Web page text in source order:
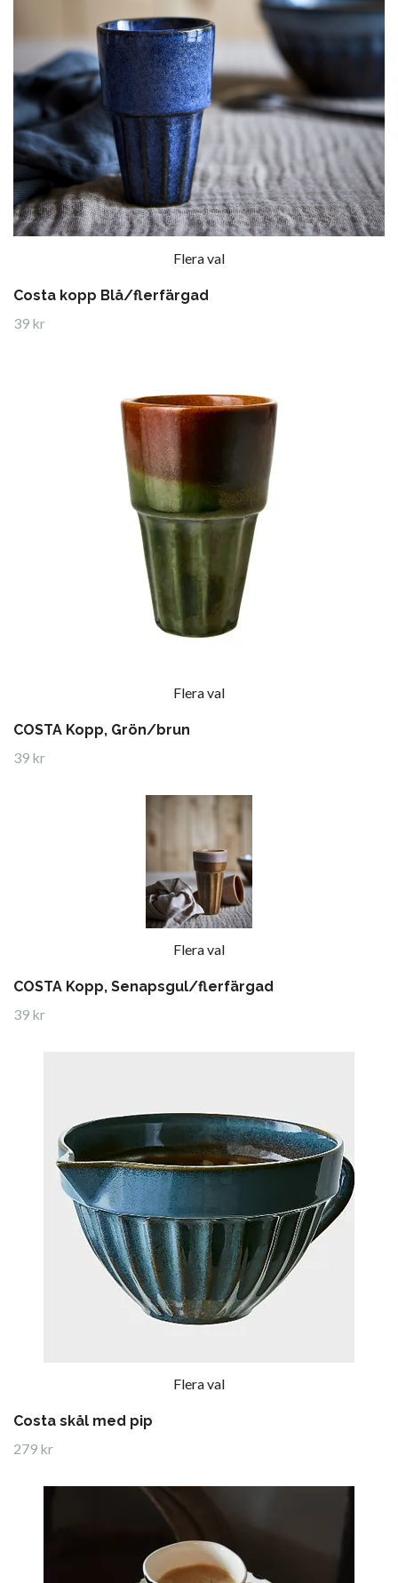
Flera val
Costa kopp Blå/flerfärgad
39 kr
Flera val
COSTA Kopp, Grön/brun
39 kr
Flera val
COSTA Kopp, Senapsgul/flerfärgad
39 kr
Flera val
Costa skål med pip
279 kr